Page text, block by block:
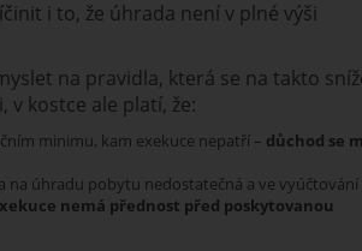
i to, že úhrada není v plné výši
na pravidla, která se na takto
v kostce ale platí, že:
minimu, kam exekuce nepatří – důchod se
na úhradu pobytu nedostatečná a ve vyúčtování
nemá přednost před poskytovanou